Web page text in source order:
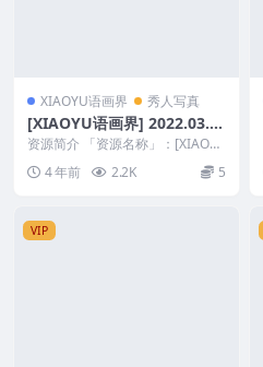
XIAOYU语画界 秀人写真
[XIAOYU语画界] 2022.03.2
3 VOL.742 Cherry樱桃酱 [7
2+1P]
资源简介 「资源名称」：[XIAOY
4 年前 2.2K 5
VIP